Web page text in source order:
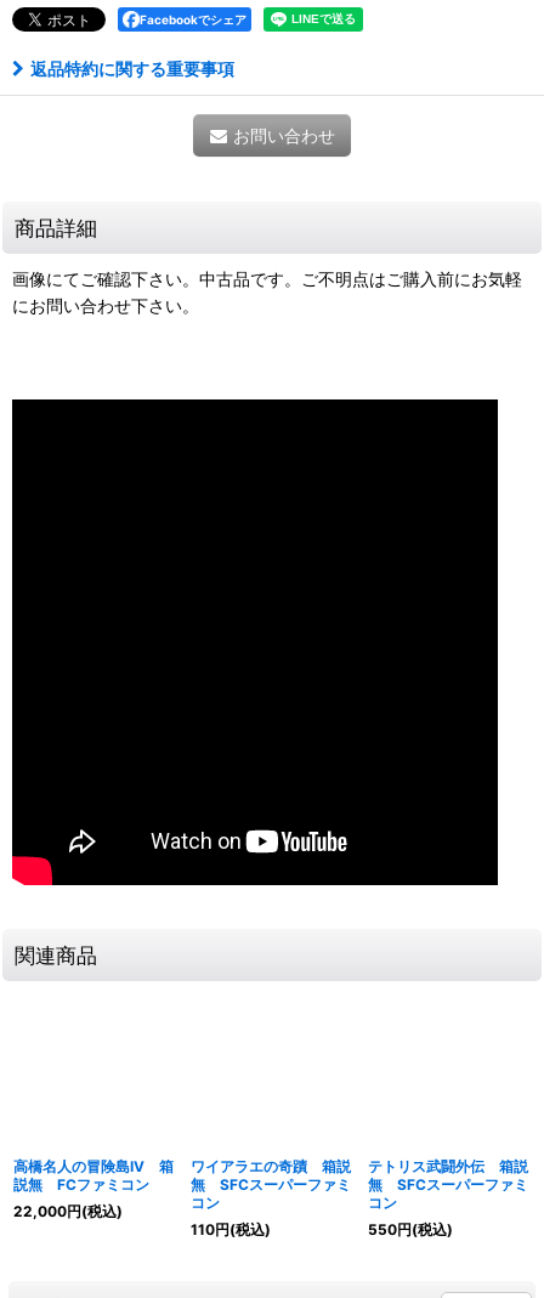
Facebookでシェア
返品特約に関する重要事項
お問い合わせ
商品詳細
画像にてご確認下さい。中古品です。ご不明点はご購入前にお気軽
にお問い合わせ下さい。
関連商品
高橋名人の冒険島IV 箱
説無 FCファミコン
22,000円(税込)
ワイアラエの奇蹟 箱説
無 SFCスーパーファミ
コン
110円(税込)
テトリス武闘外伝 箱説
無 SFCスーパーファミ
コン
550円(税込)